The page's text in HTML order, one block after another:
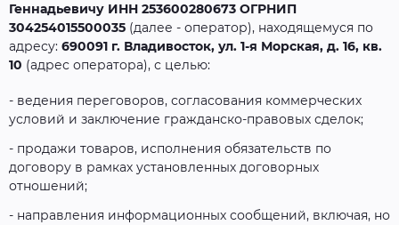
Геннадьевичу ИНН 253600280673 ОГРНИП
304254015500035 (далее - оператор), находящемуся по
адресу: 690091 г. Владивосток, ул. 1-я Морская, д. 16, кв.
10 (адрес оператора), с целью:
- ведения переговоров, согласования коммерческих
условий и заключение гражданско-правовых сделок;
- продажи товаров, исполнения обязательств по
договору в рамках установленных договорных
отношений;
- направления информационных сообщений, включая, но